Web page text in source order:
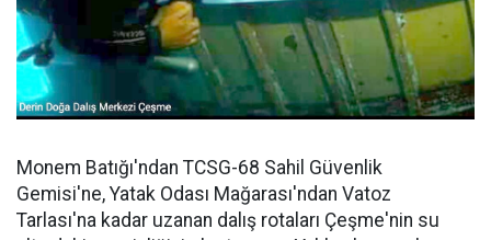
Monem Batığı'ndan TCSG-68 Sahil Güvenlik
Gemisi'ne, Yatak Odası Mağarası'ndan Vatoz
Tarlası'na kadar uzanan dalış rotaları Çeşme'nin su